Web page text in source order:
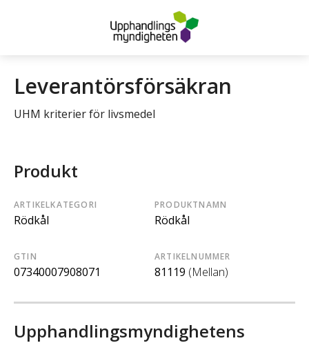
Leverantörsförsäkran
UHM kriterier för livsmedel
Produkt
ARTIKELKATEGORI
Rödkål
PRODUKTNAMN
Rödkål
GTIN
07340007908071
ARTIKELNUMMER
81119 (Mellan)
Upphandlingsmyndighetens